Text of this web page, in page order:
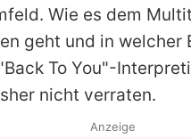
Wie es dem
geht und in welcher
To You"-
nicht verraten.
Anzeige